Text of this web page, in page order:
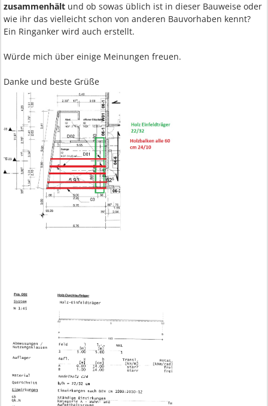
zusammenhält und ob sowas üblich ist in dieser Bauweise oder
wie ihr das vielleicht schon von anderen Bauvorhaben kennt?
Ein Ringanker wird auch erstellt.
Würde mich über einige Meinungen freuen.
Danke und beste Grüße